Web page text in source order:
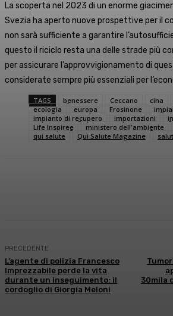
La scoperta nel 2023 di un enorme
Svezia ha aperto nuove prospettive per il
non sarà sufficiente a garantire
questo il riciclo resta una delle strade più
per assicurare l’approvvigionamento di
considerate sempre più essenziali per
TAGS benessere Ceccano cina
ecologia
europa Frosinone
impianto di recupero
importazioni
Life Inspiree
ministero dell'ambiente
qui salute
Qui Salute Magazine
PRECEDENTE
L’agente di polizia Francesco
Imprezzabile perde la vita
durante un inseguimento: il
cordoglio di Giorgia Meloni
30mila